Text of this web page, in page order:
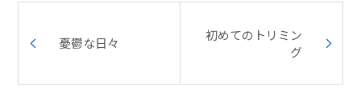
憂鬱な日々
初めてのトリミン
グ